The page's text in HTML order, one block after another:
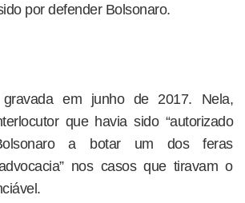
por defender Bolsonaro.
em junho de 2017. Nela,
que havia sido “autorizado
a botar um dos feras
nos casos que tiravam o